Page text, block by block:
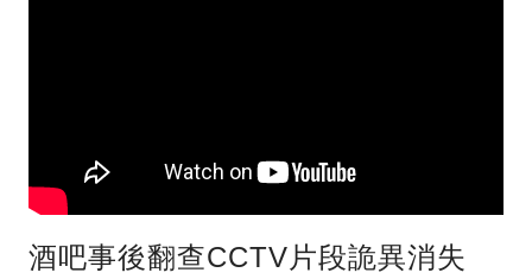
酒吧事後翻查CCTV片段詭異消失